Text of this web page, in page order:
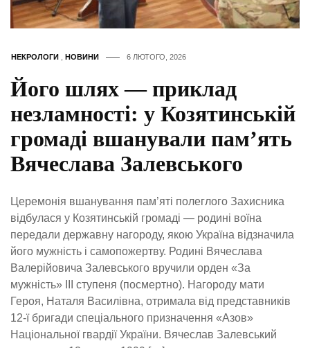
НЕКРОЛОГИ НОВИНИ 6 ЛЮТОГО, 2026
Його шлях — приклад
незламності: у Козятинській
громаді вшанували пам’ять
Вячеслава Залевського
Церемонія вшанування пам’яті полеглого Захисника
відбулася у Козятинській громаді — родині воїна
передали державну нагороду, якою Україна відзначила
його мужність і самопожертву. Родині Вячеслава
Валерійовича Залевського вручили орден «За
мужність» III ступеня (посмертно). Нагороду мати
Героя, Наталя Василівна, отримала від представників
12-ї бригади спеціального призначення «Азов»
Національної гвардії України. Вячеслав Залевський